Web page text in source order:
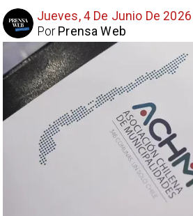
Jueves, 4 De Junio De
Prensa Web
Por